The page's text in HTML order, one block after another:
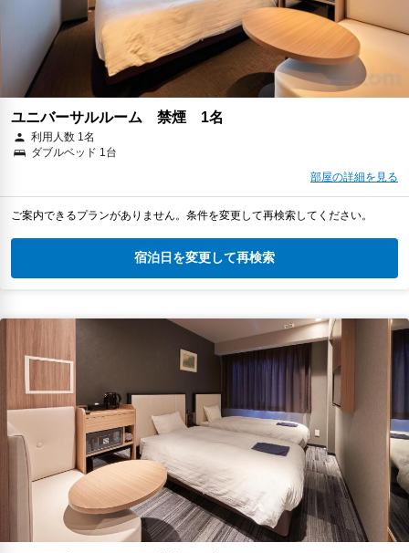
ユニバーサルルーム 禁煙 1名
利用人数 1名
ダブルベッド 1台
部屋の詳細を見る
ご案内できるプランがありません。条件を変更して再検索してください。
宿泊日を変更して再検索